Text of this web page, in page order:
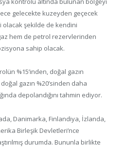
gelecekte kuzeyden geçecek
olacak şekilde de kendini
hem de petrol rezervlerinden
sahip olacak.
%15’inden, doğal gazın
doğal gazın %20’sinden daha
depolandığını tahmin ediyor.
Danimarka, Finlandiya, İzlanda,
Birleşik Devletleri’nce
durumda. Bununla birlikte